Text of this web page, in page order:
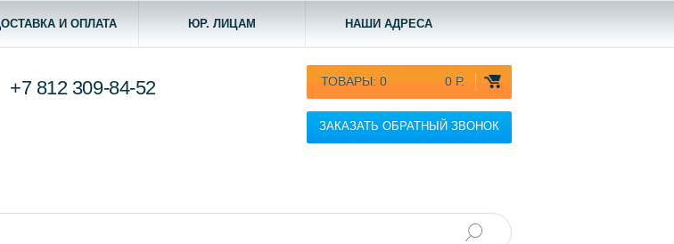
И ОПЛАТА ЮР. ЛИЦАМ НАШИ АДРЕСА
ТОВАРЫ: 0 0 Р.
ЗАКАЗАТЬ ОБРАТНЫЙ ЗВОНОК
+7 812 309-84-52